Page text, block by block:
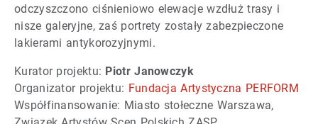
odczyszczono ciśnieniowo elewacje wzdłuż trasy i
nisze galeryjne, zaś portrety zostały zabezpieczone
lakierami antykorozyjnymi.
Kurator projektu: Piotr Janowczyk
Organizator projektu: Fundacja Artystyczna PERFORM
Współfinansowanie: Miasto stołeczne Warszawa,